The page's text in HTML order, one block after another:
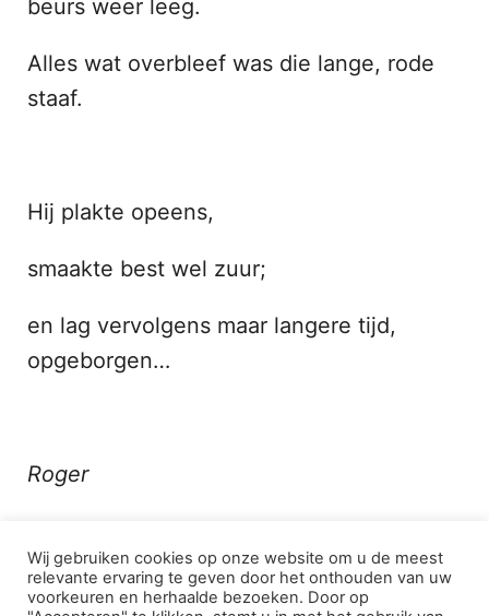
beurs weer leeg.
Alles wat overbleef was die lange, rode
staaf.
Hij plakte opeens,
smaakte best wel zuur;
en lag vervolgens maar langere tijd,
opgeborgen…
Roger
Wij gebruiken cookies op onze website om u de meest
relevante ervaring te geven door het onthouden van uw
voorkeuren en herhaalde bezoeken. Door op